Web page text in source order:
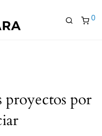
0
proyectos por